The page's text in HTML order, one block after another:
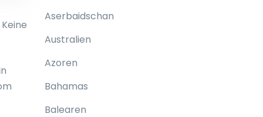
Aserbaidschan
Australien
Azoren
Bahamas
Balearen